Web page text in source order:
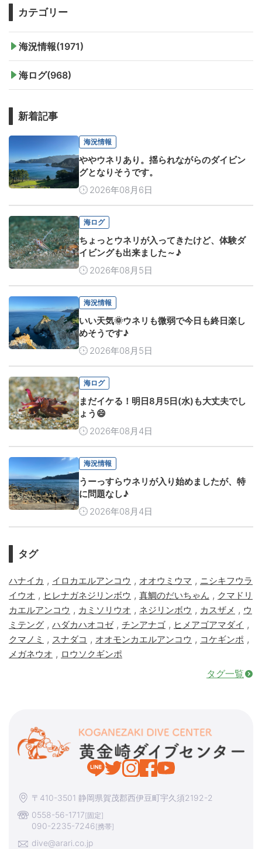
カテゴリー
海況情報(1971)
海ログ(968)
新着記事
海況情報
ややウネリあり。揺られながらのダイビン
グとなりそうです。
2026年08月6日
海ログ
ちょっとウネリが入ってきたけど、体験ダ
イビングも出来ました～♪
2026年08月5日
海況情報
いい天気🌞ウネリも微弱で今日も終日楽し
めそうです♪
2026年08月5日
海ログ
まだイケる！明日8月5日(水)も大丈夫でし
ょう😄
2026年08月4日
海況情報
うーっすらウネリが入り始めましたが、特
に問題なし♪
2026年08月4日
タグ
ハナイカ , イロカエルアンコウ , オオウミウマ , ニシキフウラ
イウオ , ヒレナガネジリンボウ , 真鯛のだいちゃん , クマドリ
カエルアンコウ , カミソリウオ , ネジリンボウ , カスザメ , ウ
ミテング , ハダカハオコゼ, チンアナゴ , ヒメアゴアマダイ ,
クマノミ , スナダコ , オオモンカエルアンコウ , コケギンポ ,
メガネウオ , ロウソクギンポ
タグ一覧
〒410-3501 静岡県賀茂郡西伊豆町宇久須2192-2
0558-56-1717[固定]
090-2235-7246[携帯]
dive@arari.co.jp